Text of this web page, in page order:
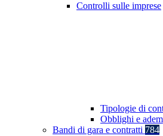
Controlli sulle imprese
Tipologie di
Obblighi e
Bandi di gara e contratti 784